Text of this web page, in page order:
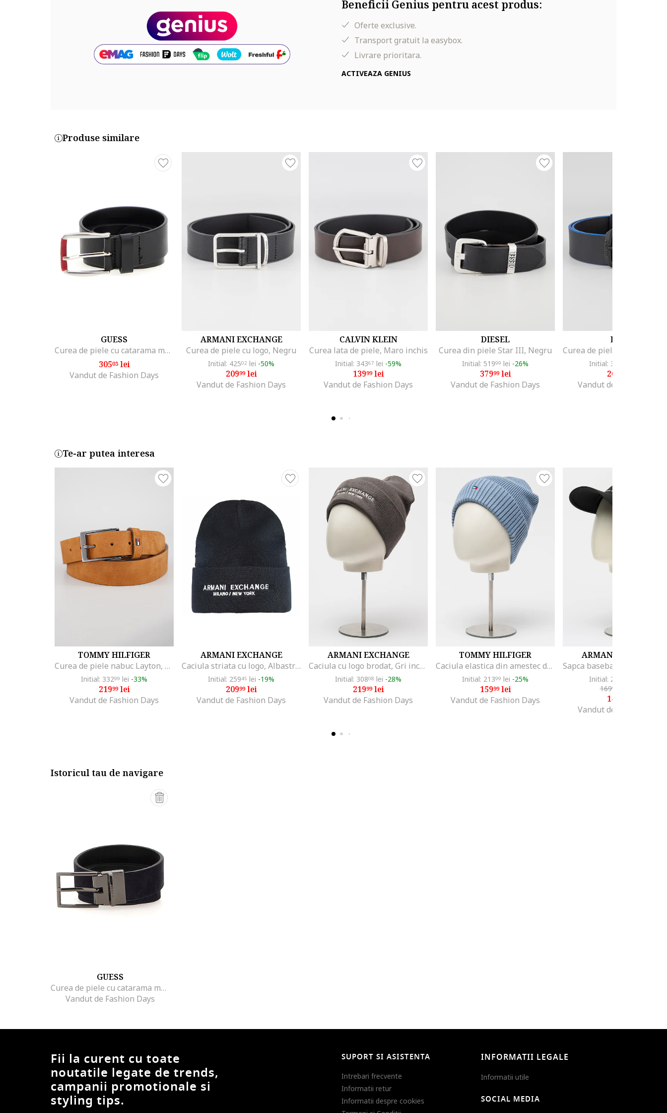
Beneficii Genius pentru acest produs:
Oferte exclusive.
Transport gratuit la easybox.
Livrare prioritara.
ACTIVEAZA GENIUS
Produse similare
GUESS
Curea de piele cu catarama metalica, Negru
30503lei
Vandut de Fashion Days
ARMANI EXCHANGE
Curea de piele cu logo, Negru
Initial: 42502 lei -50%
20999lei
Vandut de Fashion Days
CALVIN KLEIN
Curea lata de piele, Maro inchis
Initial: 34367 lei -59%
13999lei
Vandut de Fashion Days
DIESEL
Curea din piele Star III, Negru
Initial: 51999 lei -26%
37999lei
Vandut de Fashion Days
HUGO
Initial: 304
209
Vandut de Fashion Days
Te-ar putea interesa
TOMMY HILFIGER
Curea de piele nabuc Layton, Maro scortisoara
Initial: 33299 lei -33%
21999lei
Vandut de Fashion Days
ARMANI EXCHANGE
Caciula striata cu logo, Albastru ultramarin
Initial: 25945 lei -19%
20999lei
Vandut de Fashion Days
ARMANI EXCHANGE
Caciula cu logo brodat, Gri inchis
Initial: 30808 lei -28%
21999lei
Vandut de Fashion Days
TOMMY HILFIGER
Caciula elastica din amestec de bumbac organic, Albastru glaciar
Initial: 21399 lei -25%
15999lei
Vandut de Fashion Days
ARMANI EXCHANGE
Initial: 274
16999
149
Vandut de Fashion Days
Istoricul tau de navigare
GUESS
Curea de piele cu catarama metalica, Negru
Vandut de Fashion Days
Fii la curent cu toate
noutatile legate de trends,
campanii promotionale si
styling tips.
SUPORT SI ASISTENTA
Intrebari frecvente
Informatii retur
Informatii despre cookies
INFORMATII LEGALE
Informatii utile
SOCIAL MEDIA